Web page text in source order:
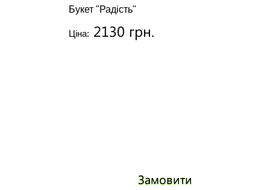
Букет "Радість"
Ціна: 2130 грн.
Замовити